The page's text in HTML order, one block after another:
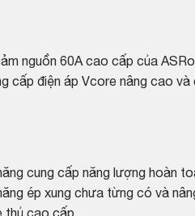
nguồn 60A cao cấp của
cấp điện áp Vcore nâng cao và
cung cấp năng lượng hoàn
ép xung chưa từng có và